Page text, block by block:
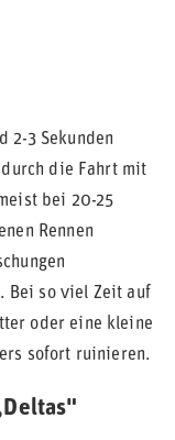
2-3 Sekunden
die Fahrt mit
bei 20-25
Rennen
Bei so viel Zeit auf
oder eine kleine
sofort ruinieren.